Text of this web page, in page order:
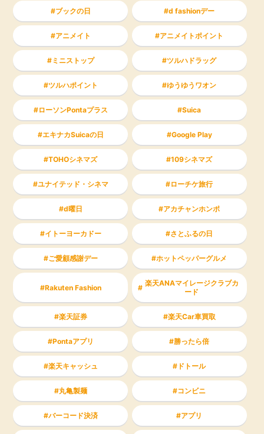
ブックの日 d fashionデー
アニメイト アニメイトポイント
ミニストップ ツルハドラッグ
ツルハポイント ゆうゆうワオン
ローソンPontaプラス Suica
エキナカSuicaの日 Google Play
TOHOシネマズ 109シネマズ
ユナイテッド・シネマ ローチケ旅行
d曜日 アカチャンホンポ
イトーヨーカドー さとふるの日
ご愛顧感謝デー ホットペッパーグルメ
Rakuten Fashion
楽天ANAマイレージクラブカ
ード
楽天証券 楽天Car車買取
Pontaアプリ 勝ったら倍
楽天キャッシュ ドトール
丸亀製麺 コンビニ
バーコード決済 アプリ